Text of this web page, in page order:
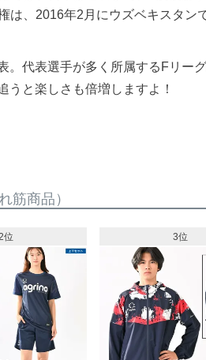
は、2016年2月にウズベキスタ
。代表選手が多く所属するFリ
うと楽しさも倍増しますよ！
筋商品）
位 3位